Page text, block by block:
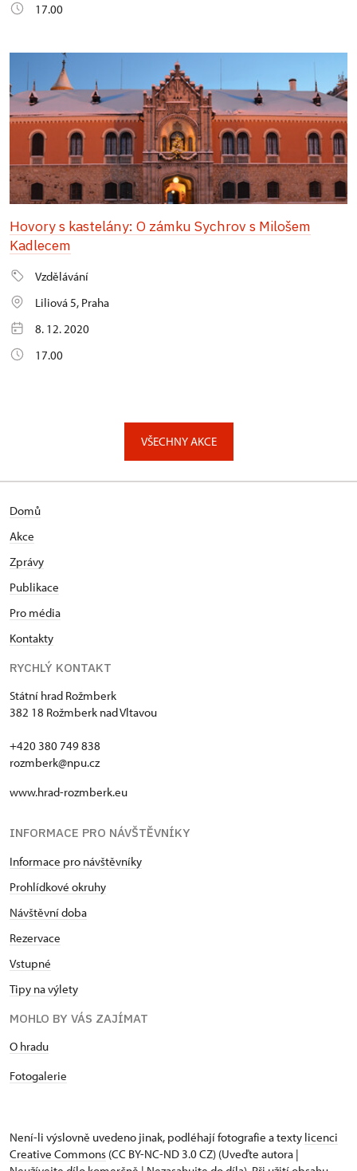
17.00
Hovory s kastelány: O zámku Sychrov s Milošem
Kadlecem
Vzdělávání
Liliová 5, Praha
8. 12. 2020
17.00
VŠECHNY AKCE
Domů
Akce
Zprávy
Publikace
Pro média
Kontakty
RYCHLÝ KONTAKT
Státní hrad Rožmberk
382 18 Rožmberk nad Vltavou
+420 380 749 838
rozmberk@npu.cz
www.hrad-rozmberk.eu
INFORMACE PRO NÁVŠTĚVNÍKY
Informace pro návštěvníky
Prohlídkové okruhy
Návštěvní doba
Rezervace
Vstupné
Tipy na výlety
MOHLO BY VÁS ZAJÍMAT
O hradu
Fotogalerie
Není-li výslovně uvedeno jinak, podléhají fotografie a texty licenci
Creative Commons (CC BY-NC-ND 3.0 CZ) (Uveďte autora |